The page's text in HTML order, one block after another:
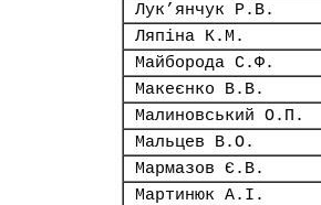
Лук’янчук Р.В.
Ляпіна К.М.
Майборода С.Ф.
Макеєнко В.В.
Малиновський О.П.
Мальцев В.О.
Мармазов Є.В.
Мартинюк А.І.